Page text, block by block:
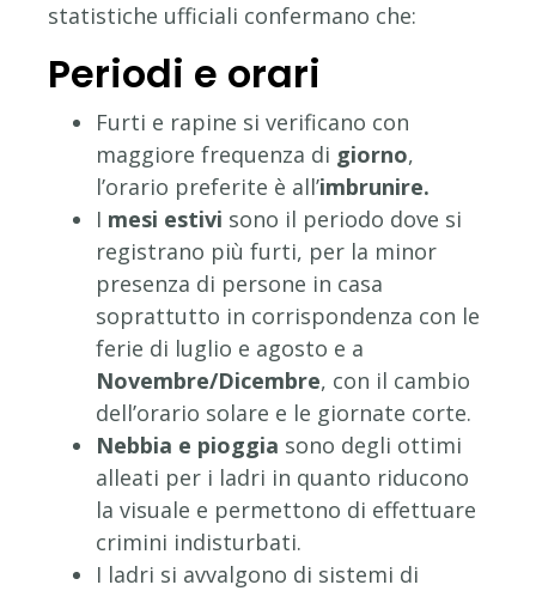
statistiche ufficiali confermano che:
Periodi e orari
Furti e rapine si verificano con
maggiore frequenza di giorno,
l’orario preferite è all’imbrunire.
I mesi estivi sono il periodo dove si
registrano più furti, per la minor
presenza di persone in casa
soprattutto in corrispondenza con le
ferie di luglio e agosto e a
Novembre/Dicembre, con il cambio
dell’orario solare e le giornate corte.
Nebbia e pioggia sono degli ottimi
alleati per i ladri in quanto riducono
la visuale e permettono di effettuare
crimini indisturbati.
I ladri si avvalgono di sistemi di